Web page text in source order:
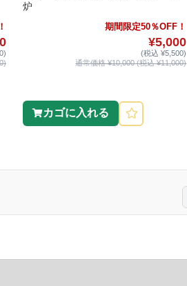
炉
期間限定50％OFF！
¥5,000
(税込 ¥5,500)
通常価格 ¥10,000 (税込 ¥11,000)
カゴに入れる